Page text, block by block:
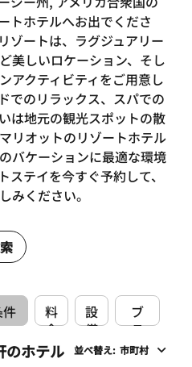
ホテルへお出でくださ
ートは、ラグジュアリー
美しいロケーション、そし
アクティビティをご用意し
でのリラックス、スパでの
は地元の観光スポットの散
リオットのリゾートホテル
バケーションに最適な環境
ステイを今すぐ予約して、
みください。
件
料
金
設
備
ブ
ラ
ン
のホテル 並べ替え: 市町村